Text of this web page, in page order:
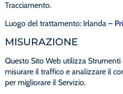
Tracciamento.
Luogo del trattamento: Irlanda –
MISURAZIONE
Questo Sito Web utilizza
misurare il traffico e analizzare il
per migliorare il Servizio.